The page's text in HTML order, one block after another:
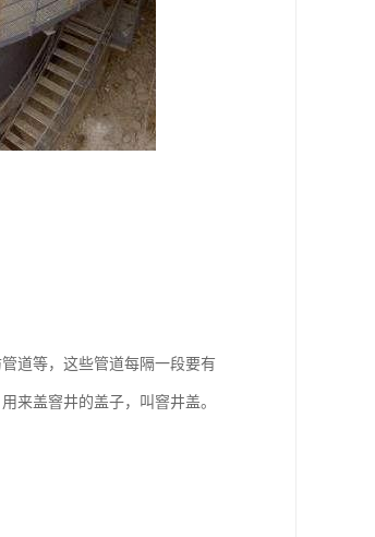
道等，这些管道每隔一段要有
来盖窨井的盖子，叫窨井盖。